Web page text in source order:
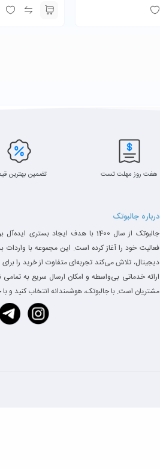
همراه کیبورد و شارژر
هفت روز مهلت تست تضمین بهترین
درباره جالبوتک
جالبوتک از سال 1400 با هدف ایجاد
فعالیت خود را آغاز کرده است. این مجموعه با
دیجیتال، تلاش می‌کند تجربه‌ای متفاوت از خرید را
ارائه خدماتی بی‌واسطه و امکان ارسال سریع به
مشتریان است. با جالبوتک، هوشمندانه انتخاب کنید و